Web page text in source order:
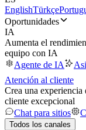
EnglishTürkçe
Oportunidades
IA
Aumenta el
equipo con IA
Agente de IA
Atención al cliente
Crea una experiencia
cliente excepcional
Chat para sitios
Todos los canales